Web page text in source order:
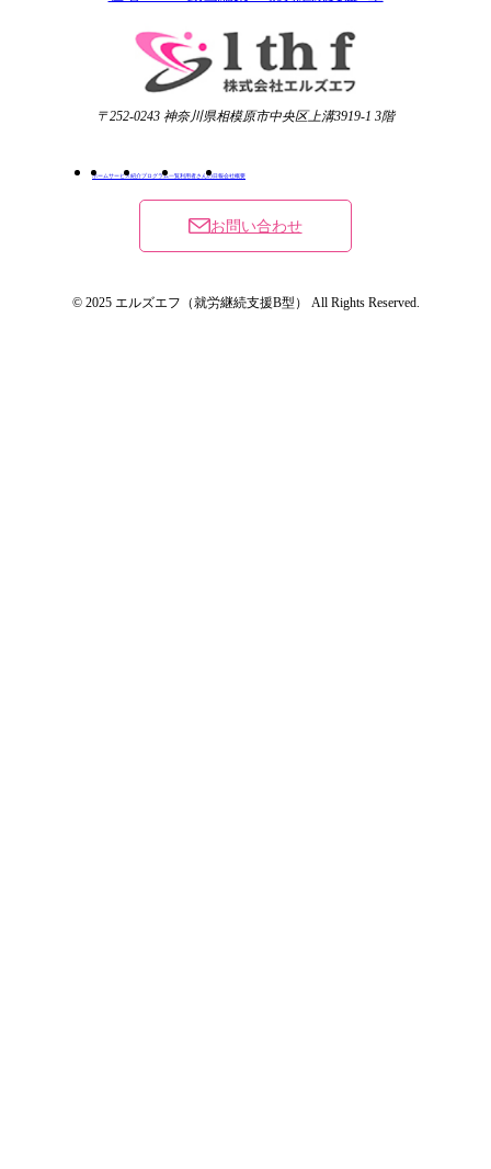
〒252-0243 神奈川県相模原市中央区上溝3919-1 3階
ホームサービス紹介プログラム一覧 利用者さんの日報会社概要
お問い合わせ
© 2025 エルズエフ（就労継続支援B型） All Rights Reserved.